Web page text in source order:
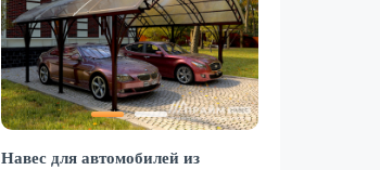
Навес для автомобилей из